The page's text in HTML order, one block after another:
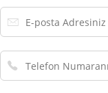
E-
posta
Telefon
Numaranız